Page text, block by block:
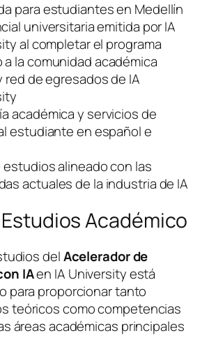
para estudiantes en Medellín
universitaria emitida por IA
al completar el programa
la comunidad académica
red de egresados de IA
académica y servicios de
estudiante en español e
estudios alineado con las
actuales de la industria de IA
Académico
delAcelerador de
IAen IA University está
para proporcionar tanto
teóricos como competencias
áreas académicas principales